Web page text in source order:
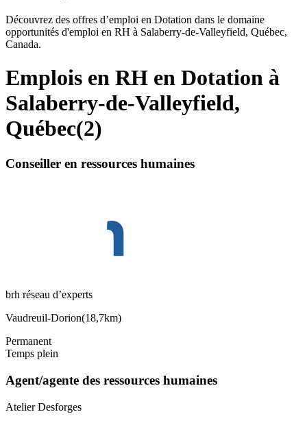
Découvrez des offres d’emploi en Dotation dans le domaine
opportunités d'emploi en RH à Salaberry-de-Valleyfield, Québec,
Canada.
Emplois en RH en Dotation à
Salaberry-de-Valleyfield,
Québec(2)
Conseiller en ressources humaines
brh réseau d’experts
Vaudreuil-Dorion(18,7km)
Permanent
Temps plein
Agent/agente des ressources humaines
Atelier Desforges